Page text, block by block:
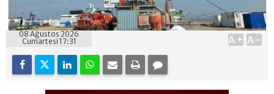
08 Ağustos 2026
Cumartesi 17:31
A+ A-